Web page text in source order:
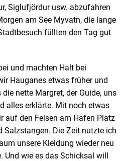
Siglufjördur usw. abzufahren
am See Myvatn, die lange
füllten den Tag gut
und machten Halt bei
Hauganes etwas früher und
nette Margret, der Guide, uns
alles erklärte. Mit noch etwas
auf den Felsen am Hafen Platz
Salzstangen. Die Zeit nutzte ich
unsere Kleidung wieder neu
Und wie es das Schicksal will